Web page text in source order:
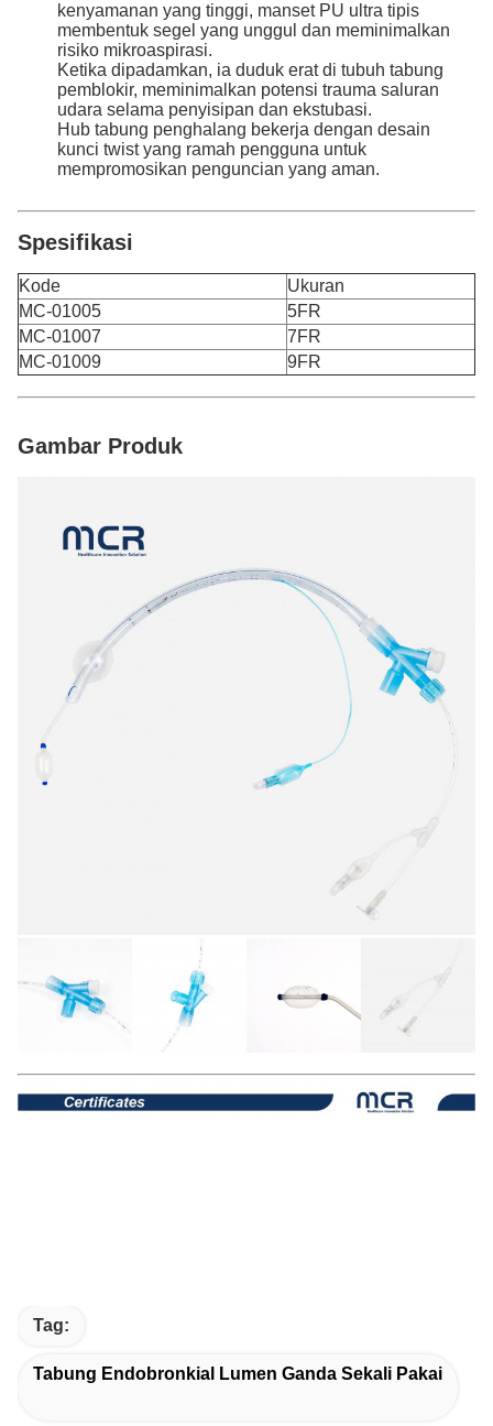
kenyamanan yang tinggi, manset PU ultra tipis
membentuk segel yang unggul dan meminimalkan
risiko mikroaspirasi.
Ketika dipadamkan, ia duduk erat di tubuh tabung
pemblokir, meminimalkan potensi trauma saluran
udara selama penyisipan dan ekstubasi.
Hub tabung penghalang bekerja dengan desain
kunci twist yang ramah pengguna untuk
mempromosikan penguncian yang aman.
Spesifikasi
Kode
Ukuran
MC-01005
5FR
MC-01007
7FR
MC-01009
9FR
Gambar Produk
Tag:
Tabung Endobronkial Lumen Ganda Sekali Pakai